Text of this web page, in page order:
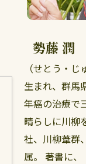
勢藤 潤
（せとう・
生まれ、群馬
年癌の治療で
晴らしに川柳
社、川柳葦群
属。 著書に、